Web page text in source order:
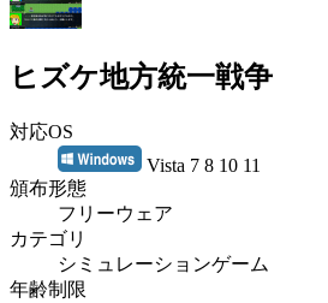
ヒズケ地方統一戦争
対応OS
Vista 7 8 10 11
頒布形態
フリーウェア
カテゴリ
シミュレーションゲーム
年齢制限